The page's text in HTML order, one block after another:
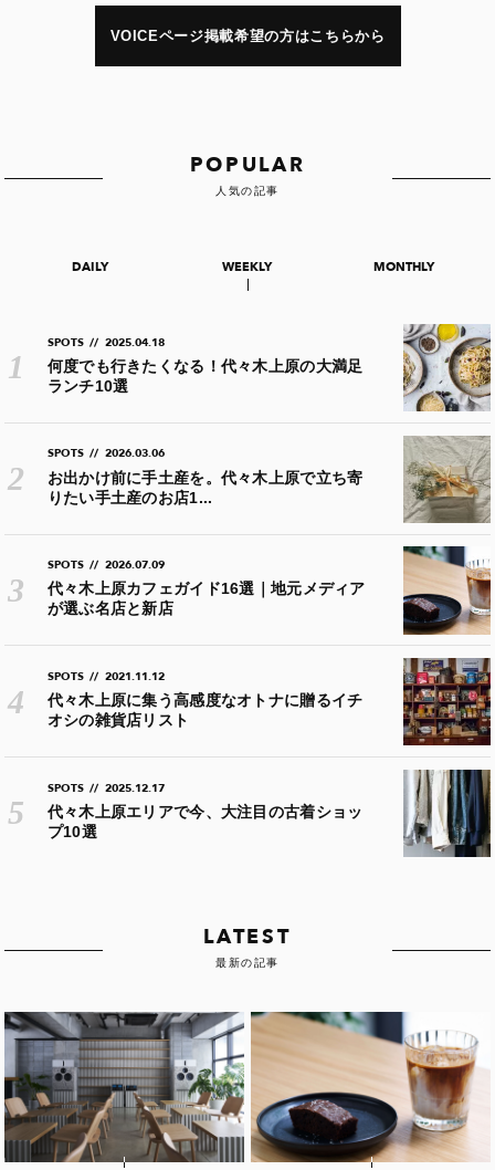
VOICEページ掲載希望の方はこちらから
POPULAR
人気の記事
DAILY WEEKLY MONTHLY
SPOTS // 2025.04.18
何度でも行きたくなる！代々木上原の大満足
ランチ10選
SPOTS // 2026.03.06
お出かけ前に手土産を。代々木上原で立ち寄
りたい手土産のお店1...
SPOTS // 2026.07.09
代々木上原カフェガイド16選｜地元メディア
が選ぶ名店と新店
SPOTS // 2021.11.12
代々木上原に集う高感度なオトナに贈るイチ
オシの雑貨店リスト
SPOTS // 2025.12.17
代々木上原エリアで今、大注目の古着ショッ
プ10選
LATEST
最新の記事